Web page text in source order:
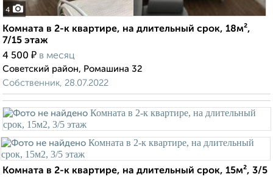
4
Комната в 2-к квартире, на длительный срок, 18м²,
7/15 этаж
4 500 ₽ в месяц
Советский район, Ромашина 32
Собственник, 28.07.2022
Комната в 2-к квартире, на длительный срок, 15м², 3/5